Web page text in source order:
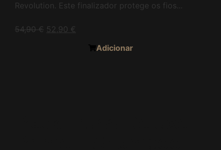
Revolution. Este finalizador protege os fios...
54,90€ 52,90 €
Adicionar